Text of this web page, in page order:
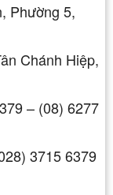
Phường 5,
Chánh Hiệp,
– (08) 6277
3715 6379